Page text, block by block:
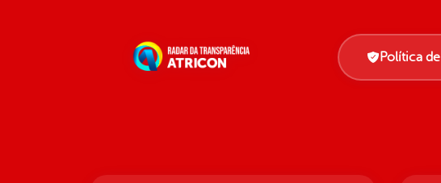
Política